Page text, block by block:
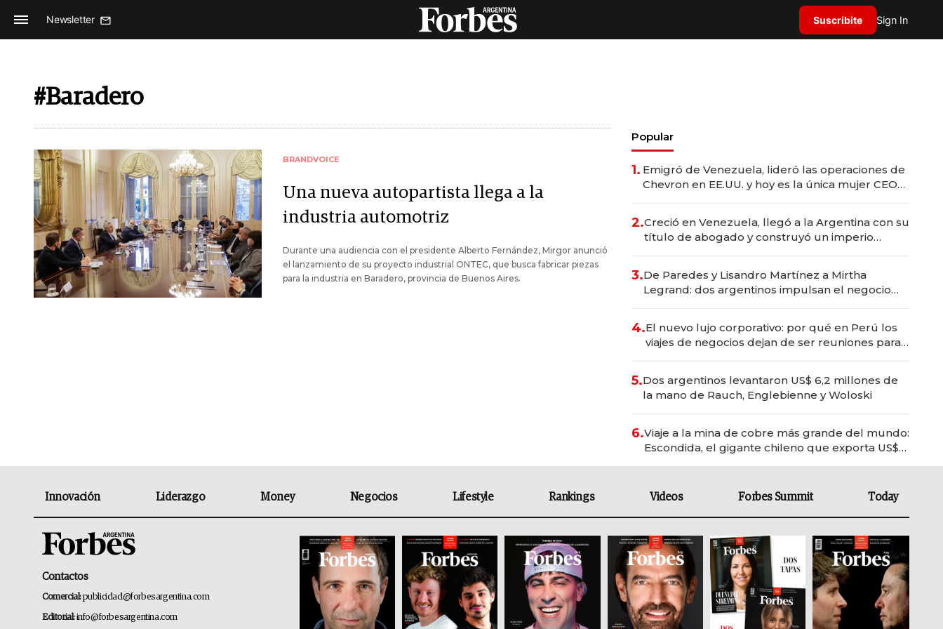
Newsletter Suscribite Sign In
#Baradero
BRANDVOICE
Una nueva autopartista llega a la
industria automotriz
Durante una audiencia con el presidente Alberto Fernández, Mirgor anunció
el lanzamiento de su proyecto industrial ONTEC, que busca fabricar piezas
para la industria en Baradero, provincia de Buenos Aires.
Popular
1. Emigró de Venezuela, lideró las operaciones de
Chevron en EE.UU. y hoy es la única mujer CEO
2.Creció en Venezuela, llegó a la Argentina con su
título de abogado y construyó un imperio
3.De Paredes y Lisandro Martínez a Mirtha
Legrand: dos argentinos impulsan el negocio
4.El nuevo lujo corporativo: por qué en Perú los
viajes de negocios dejan de ser reuniones para
5.Dos argentinos levantaron US$ 6,2 millones de
la mano de Rauch, Englebienne y Woloski
6.Viaje a la mina de cobre más grande del mundo:
Escondida, el gigante chileno que exporta US$
Innovación Liderazgo Money Negocios Lifestyle Rankings Videos Forbes Summit Today
Contactos
Comercial:publicidad@forbesargentina.com
Editorial:info@forbesargentina.com